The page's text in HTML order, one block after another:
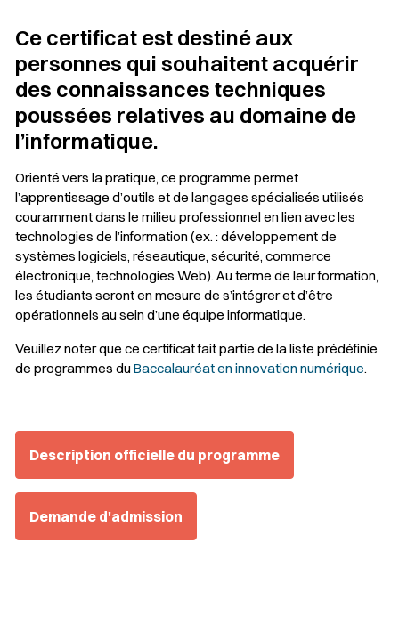
Ce certificat est destiné aux
personnes qui souhaitent acquérir
des connaissances techniques
poussées relatives au domaine de
l’informatique.
Orienté vers la pratique, ce programme permet
l’apprentissage d’outils et de langages spécialisés utilisés
couramment dans le milieu professionnel en lien avec les
technologies de l’information (ex. : développement de
systèmes logiciels, réseautique, sécurité, commerce
électronique, technologies Web). Au terme de leur formation,
les étudiants seront en mesure de s’intégrer et d’être
opérationnels au sein d’une équipe informatique.
Veuillez noter que ce certificat fait partie de la liste prédéfinie
de programmes du Baccalauréat en innovation numérique.
Description officielle du programme
Demande d'admission